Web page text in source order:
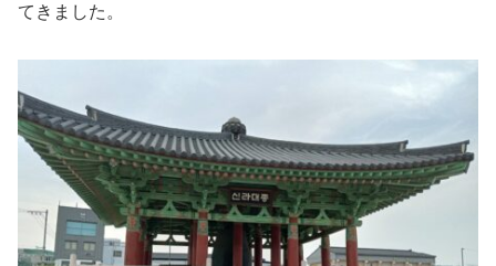
てきました。